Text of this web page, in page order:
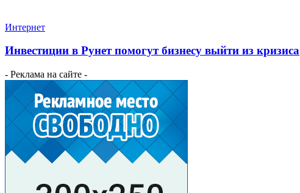
Интернет
Инвестиции в Рунет помогут бизнесу выйти из кризиса
- Реклама на сайте -